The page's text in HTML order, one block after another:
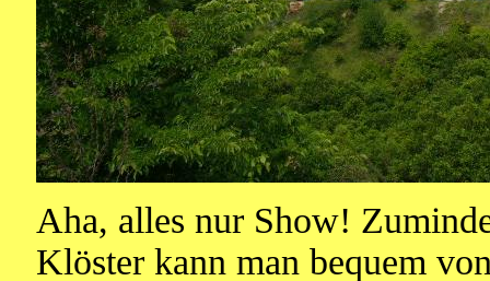
Aha, alles nur Show!
Klöster kann man bequem